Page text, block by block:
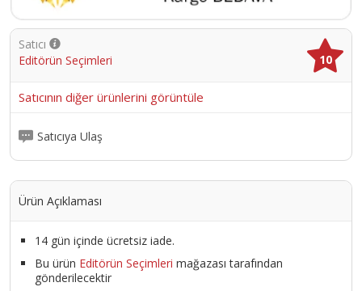
Satıcı
Editörün Seçimleri
10
Satıcının diğer ürünlerini görüntüle
Satıcıya Ulaş
Ürün Açıklaması
14 gün içinde ücretsiz iade.
Bu ürün Editörün Seçimleri mağazası tarafından
gönderilecektir